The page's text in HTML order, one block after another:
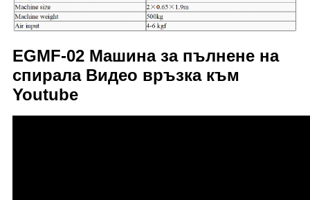
EGMF-02 Машина за пълнене на
спирала Видео връзка към
Youtube